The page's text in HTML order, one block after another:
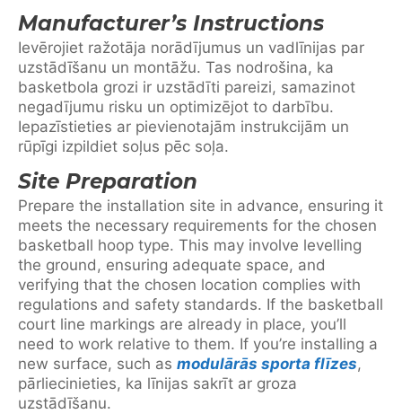
Manufacturer’s Instructions
Ievērojiet ražotāja norādījumus un vadlīnijas par
uzstādīšanu un montāžu. Tas nodrošina, ka
basketbola grozi ir uzstādīti pareizi, samazinot
negadījumu risku un optimizējot to darbību.
Iepazīstieties ar pievienotajām instrukcijām un
rūpīgi izpildiet soļus pēc soļa.
Site Preparation
Prepare the installation site in advance, ensuring it
meets the necessary requirements for the chosen
basketball hoop type. This may involve levelling
the ground, ensuring adequate space, and
verifying that the chosen location complies with
regulations and safety standards. If the basketball
court line markings are already in place, you’ll
need to work relative to them. If you’re installing a
new surface, such as modulārās sporta flīzes,
pārliecinieties, ka līnijas sakrīt ar groza
uzstādīšanu.